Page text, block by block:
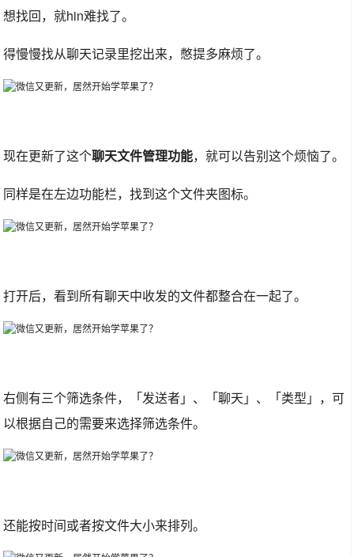
想找回，就hin难找了。
得慢慢找从聊天记录里挖出来，憋提多麻烦了。
现在更新了这个聊天文件管理功能，就可以告别这个烦恼了。
同样是在左边功能栏，找到这个文件夹图标。
打开后，看到所有聊天中收发的文件都整合在一起了。
右侧有三个筛选条件，「发送者」、「聊天」、「类型」，可
以根据自己的需要来选择筛选条件。
还能按时间或者按文件大小来排列。